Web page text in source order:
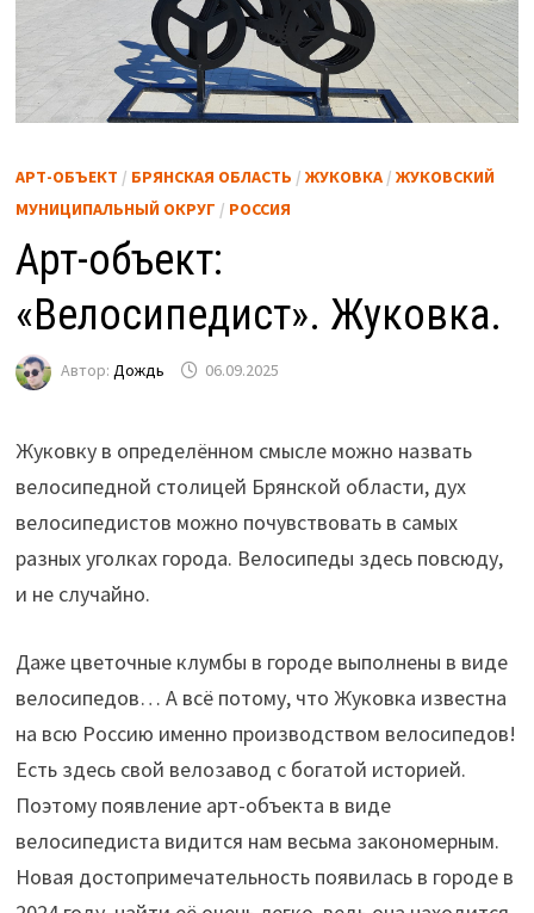
АРТ-ОБЪЕКТ / БРЯНСКАЯ ОБЛАСТЬ / ЖУКОВКА/ ЖУКОВСКИЙ
МУНИЦИПАЛЬНЫЙ ОКРУГ / РОССИЯ
Арт-объект:
«Велосипедист». Жуковка.
Автор: Дождь 06.09.2025
Жуковку в определённом смысле можно назвать
велосипедной столицей Брянской области, дух
велосипедистов можно почувствовать в самых
разных уголках города. Велосипеды здесь повсюду,
и не случайно.
Даже цветочные клумбы в городе выполнены в виде
велосипедов… А всё потому, что Жуковка известна
на всю Россию именно производством велосипедов!
Есть здесь свой велозавод с богатой историей.
Поэтому появление арт-объекта в виде
велосипедиста видится нам весьма закономерным.
Новая достопримечательность появилась в городе в